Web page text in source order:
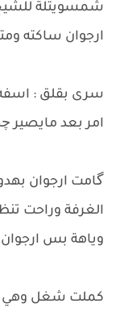
شمسويتلة
ارجوان ساكته
سرى بقلق : اسفه
امر بعد
گامت ارجوان
الغرفة وراحت
وياهة بس
كملت شغل وهي